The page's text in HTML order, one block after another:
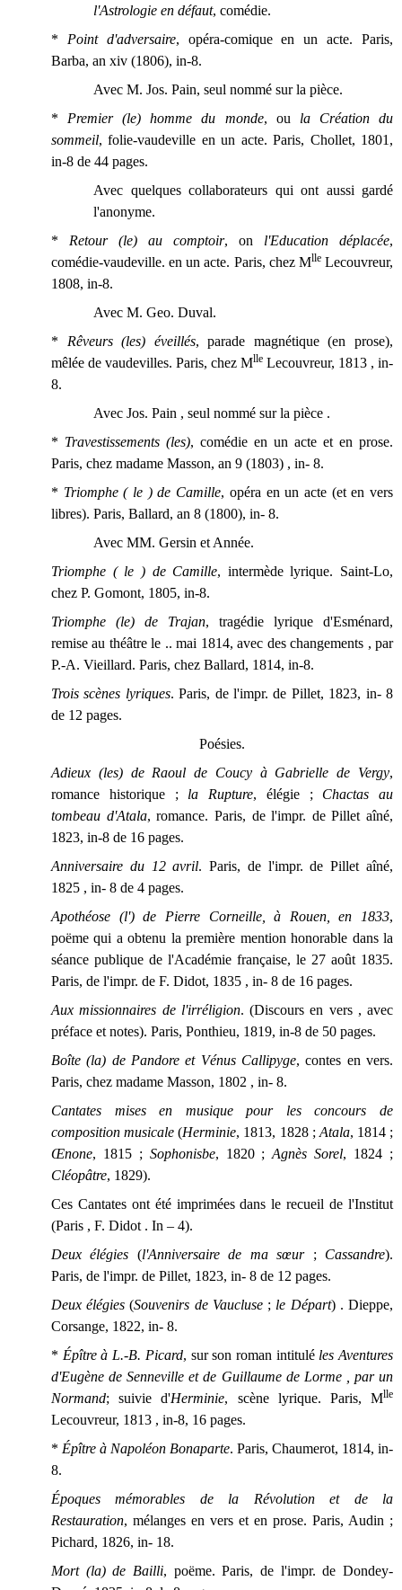
l'Astrologie en défaut, comédie.
* Point d'adversaire, opéra-comique en un acte. Paris,
Barba, an xiv (1806), in-8.
Avec M. Jos. Pain, seul nommé sur la pièce.
* Premier (le) homme du monde, ou la Création du
sommeil, folie-vaudeville en un acte. Paris, Chollet, 1801,
in-8 de 44 pages.
Avec quelques collaborateurs qui ont aussi gardé
l'anonyme.
* Retour (le) au comptoir, on l'Education déplacée,
comédie-vaudeville. en un acte. Paris, chez MlleLecouvreur,
1808, in-8.
Avec M. Geo. Duval.
* Rêveurs (les) éveillés, parade magnétique (en prose),
mêlée de vaudevilles. Paris, chez Mlle Lecouvreur, 1813 , in-
8.
Avec Jos. Pain , seul nommé sur la pièce .
* Travestissements (les), comédie en un acte et en prose.
Paris, chez madame Masson, an 9 (1803) , in- 8.
* Triomphe ( le ) de Camille, opéra en un acte (et en vers
libres). Paris, Ballard, an 8 (1800), in- 8.
Avec MM. Gersin et Année.
Triomphe ( le ) de Camille, intermède lyrique. Saint-Lo,
chez P. Gomont, 1805, in-8.
Triomphe (le) de Trajan, tragédie lyrique d'Esménard,
remise au théâtre le .. mai 1814, avec des changements , par
P.-A. Vieillard. Paris, chez Ballard, 1814, in-8.
Trois scènes lyriques. Paris, de l'impr. de Pillet, 1823, in- 8
de 12 pages.
Poésies.
Adieux (les) de Raoul de Coucy à Gabrielle de Vergy,
romance historique ; la Rupture, élégie ; Chactas au
tombeau d'Atala, romance. Paris, de l'impr. de Pillet aîné,
1823, in-8 de 16 pages.
Anniversaire du 12 avril. Paris, de l'impr. de Pillet aîné,
1825 , in- 8 de 4 pages.
Apothéose (l') de Pierre Corneille, à Rouen, en 1833,
poëme qui a obtenu la première mention honorable dans la
séance publique de l'Académie française, le 27 août 1835.
Paris, de l'impr. de F. Didot, 1835 , in- 8 de 16 pages.
Aux missionnaires de l'irréligion. (Discours en vers , avec
préface et notes). Paris, Ponthieu, 1819, in-8 de 50 pages.
Boîte (la) de Pandore et Vénus Callipyge, contes en vers.
Paris, chez madame Masson, 1802 , in- 8.
Cantates mises en musique pour les concours de
composition musicale (Herminie, 1813, 1828 ; Atala, 1814 ;
Œnone, 1815 ; Sophonisbe, 1820 ;Agnès Sorel, 1824 ;
Cléopâtre, 1829).
Ces Cantates ont été imprimées dans le recueil de l'Institut
(Paris , F. Didot . In – 4).
Deux élégies (l'Anniversaire de ma sœur; Cassandre).
Paris, de l'impr. de Pillet, 1823, in- 8 de 12 pages.
Deux élégies (Souvenirs de Vaucluse; le Départ) . Dieppe,
Corsange, 1822, in- 8.
* Épître à L.-B. Picard, sur son roman intitulé les Aventures
d'Eugène de Senneville et de Guillaume de Lorme , par un
Normand; suivie d'Herminie, scène lyrique. Paris, Mlle
Lecouvreur, 1813 , in-8, 16 pages.
* Épître à Napoléon Bonaparte. Paris, Chaumerot, 1814, in-
8.
Époques mémorables de la Révolution et de la
Restauration, mélanges en vers et en prose. Paris, Audin ;
Pichard, 1826, in- 18.
Mort (la) de Bailli, poëme. Paris, de l'impr. de Dondey-